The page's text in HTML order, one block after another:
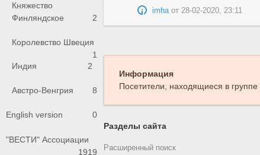
Княжество
Финляндское
2
Королевство Швеция
1
Индия
2
Австро-Венгрия 8
English version 0
"ВЕСТИ" Ассоциации
1919
imhaот28-02-2020, 23:11
Информация
Посетители, находящиеся в группе
Разделы сайта
Расширенный поиск